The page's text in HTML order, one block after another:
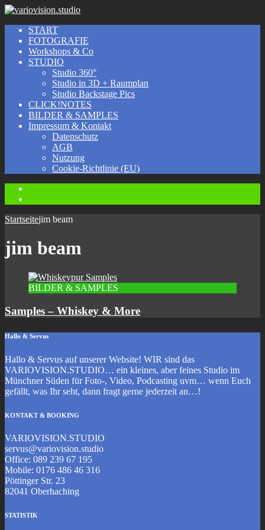
START
FOTOGRAFIE
Workshops & Co
STUDIO
Studio 360°
Studio in 3D + Raumplan
Studio Backstage Pics
CLICK!NOTES
BILDER & SAMPLES
Impressum & Kontakt
Datenschutz
AGB
Nutzung
Cookie-Richtlinie (EU)
Startseitejim beam
jim beam
BILDER & SAMPLES
Samples – Whiskey & More
Hallo & Servus
Hallo & Servus auf unserer Website! WIR sind das
VARIOVISION.STUDIO… ein kleines, aber feines Studio im
Münchner Süden für Foto-, Video, Podcasting uvm… wenn Euch
gefällt, was Ihr seht, dann fragt gerne jederzeit an…!
KONTAKT & BOOKING
VARIOVISION.STUDIO
servus@variovision.studio
Office: 089 239 67 195
Mobile: 0176 486 46 316
Pöttinger Str. 23
82041 Oberhaching
STATISTIK